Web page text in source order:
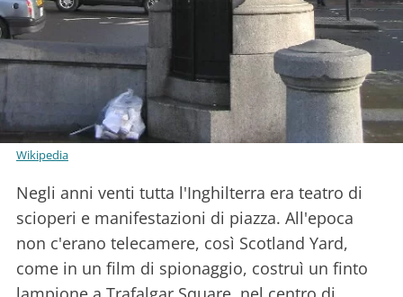
Wikipedia
Negli anni venti tutta l'Inghilterra era teatro di
scioperi e manifestazioni di piazza. All'epoca
non c'erano telecamere, così Scotland Yard,
come in un film di spionaggio, costruì un finto